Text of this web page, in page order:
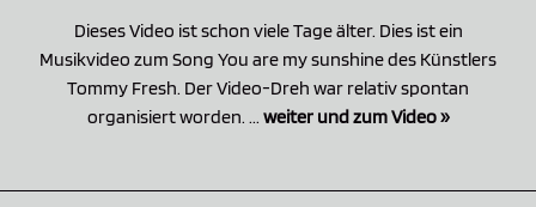
Dieses Video ist schon viele Tage älter. Dies ist ein
Musikvideo zum Song You are my sunshine des Künstlers
Tommy Fresh. Der Video-Dreh war relativ spontan
organisiert worden. ... weiter und zum Video »